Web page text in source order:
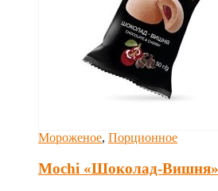
Мороженое, Порционное
Mochi «Шоколад-